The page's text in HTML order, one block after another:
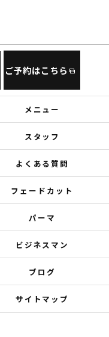
ご予約はこちら
メニュー
スタッフ
よくある質問
フェードカット
パーマ
ビジネスマン
ブログ
サイトマップ